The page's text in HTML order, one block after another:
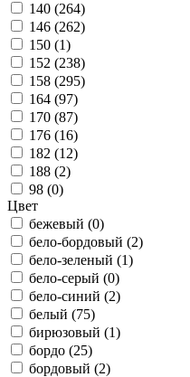
140 (264)
146 (262)
150 (1)
152 (238)
158 (295)
164 (97)
170 (87)
176 (16)
182 (12)
188 (2)
98 (0)
Цвет
бежевый (0)
бело-бордовый (2)
бело-зеленый (1)
бело-серый (0)
бело-синий (2)
белый (75)
бирюзовый (1)
бордо (25)
бордовый (2)